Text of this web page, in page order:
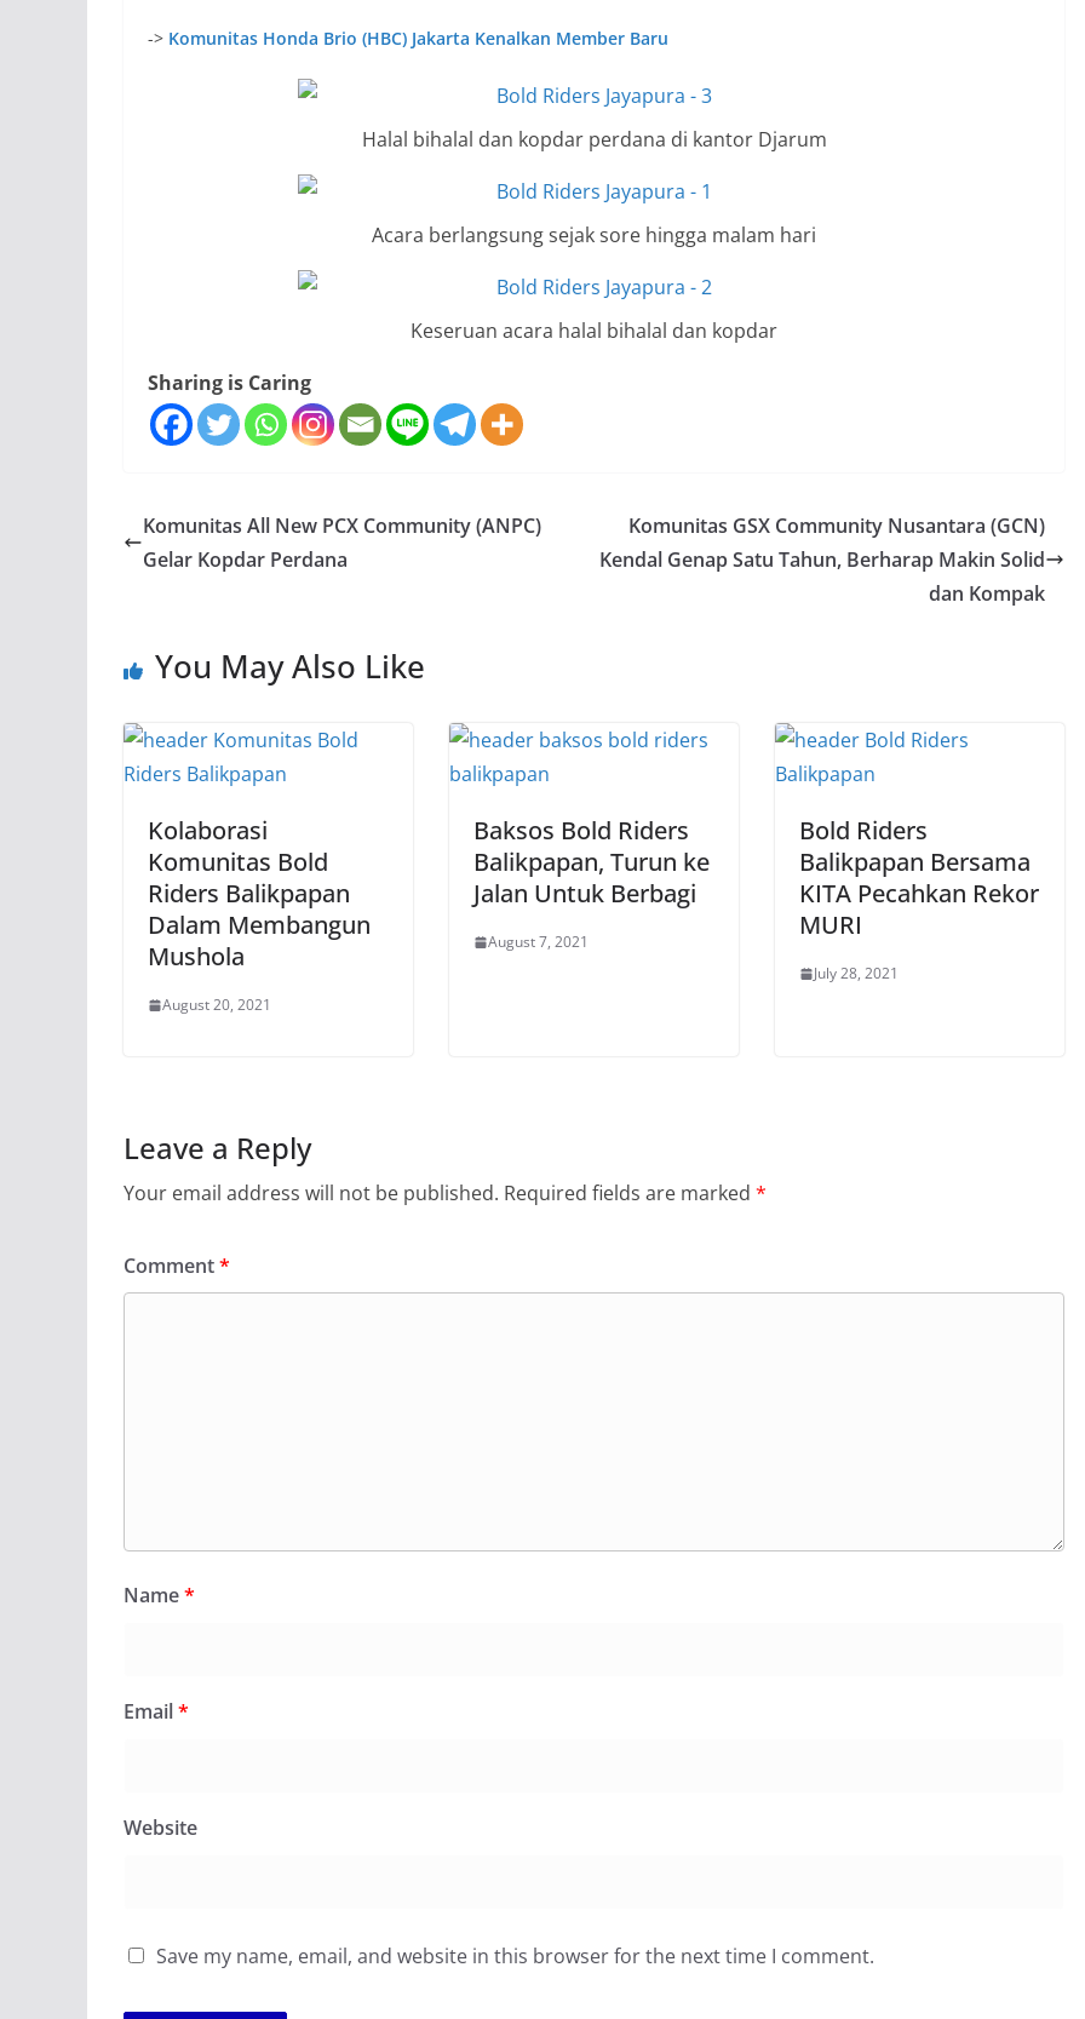
-> Komunitas Honda Brio (HBC) Jakarta Kenalkan Member Baru
Halal bihalal dan kopdar perdana di kantor Djarum
Acara berlangsung sejak sore hingga malam hari
Keseruan acara halal bihalal dan kopdar
Sharing is Caring
Komunitas All New PCX Community (ANPC)
Gelar Kopdar Perdana
Komunitas GSX Community Nusantara (GCN)
Kendal Genap Satu Tahun, Berharap Makin Solid
dan Kompak
You May Also Like
Kolaborasi
Komunitas Bold
Riders Balikpapan
Dalam Membangun
Mushola
August 20, 2021
Baksos Bold Riders
Balikpapan, Turun ke
Jalan Untuk Berbagi
August 7, 2021
Bold Riders
Balikpapan Bersama
KITA Pecahkan Rekor
MURI
July 28, 2021
Leave a Reply
Your email address will not be published. Required fields are marked *
Comment*
Name*
Email*
Website
Save my name, email, and website in this browser for the next time I comment.